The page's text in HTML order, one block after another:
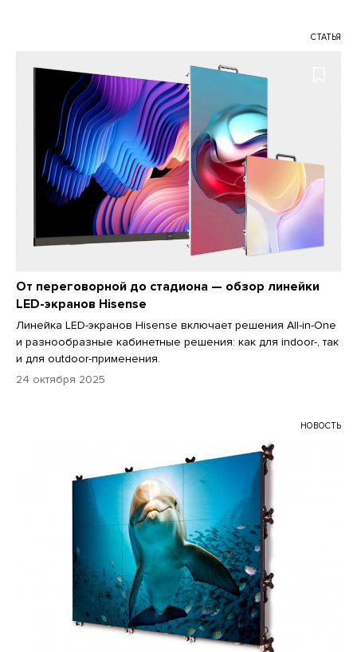
СТАТЬЯ
От переговорной до стадиона — обзор линейки
LED-экранов Hisense
Линейка LED-экранов Hisense включает решения All-in-One
и разнообразные кабинетные решения: как для indoor-, так
и для outdoor-применения.
24 октября 2025
НОВОСТЬ